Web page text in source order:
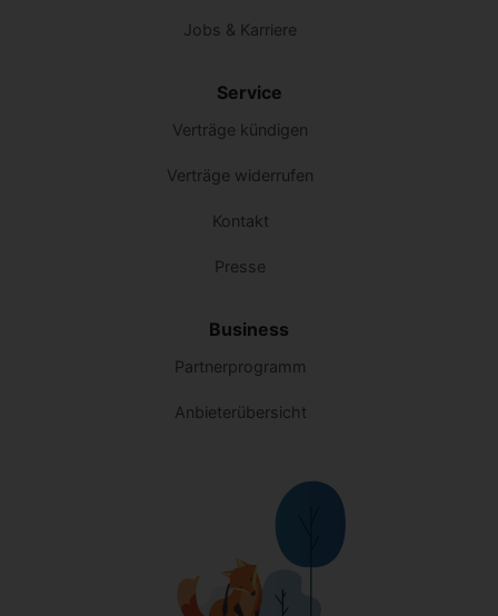
Jobs & Karriere
Service
Verträge kündigen
Verträge widerrufen
Kontakt
Presse
Business
Partnerprogramm
Anbieterübersicht